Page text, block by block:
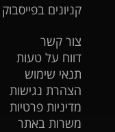
קניונים בפייסבוק
צור קשר
דווח על טעות
תנאי שימוש
הצהרת נגישות
מדיניות פרטיות
משרות באתר